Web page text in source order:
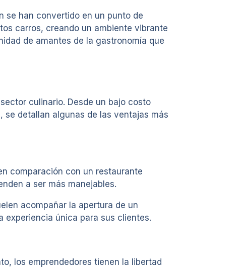
se han convertido en un punto de
carros, creando un ambiente vibrante
de amantes de la gastronomía que
culinario. Desde un bajo costo
detallan algunas de las ventajas más
comparación con un restaurante
a ser más manejables.
acompañar la apertura de un
experiencia única para sus clientes.
los emprendedores tienen la libertad